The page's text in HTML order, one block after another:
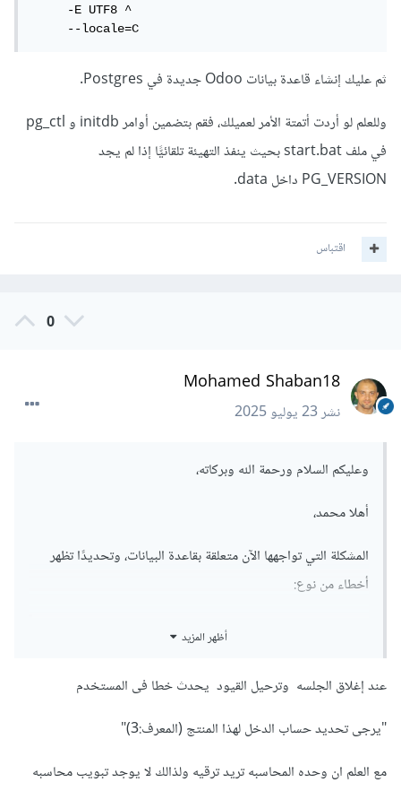
     -E UTF8 ^
     --locale=C
ثم عليك إنشاء قاعدة بيانات Odoo جديدة في Postgres.
وللعلم لو أردت أتمتة الأمر لعميلك، فقم بتضمين أوامر initdb و pg_ctl
في ملف ‎start.bat‎ بحيث ينفذ التهيئة تلقائيًّا إذا لم يجد
‎PG_VERSION‎ داخل ‎data‎.
اقتباس
0
Mohamed Shaban18
نشر23 يوليو 2025
وعليكم السلام ورحمة الله وبركاته،
أهلا محمد،
المشكلة التي تواجهها الآن متعلقة بقاعدة البيانات، وتحديدًا تظهر
أخطاء من نوع:
UnicodeEncodeError: 'charmap' codec can't
"ir_module_module" does not exist
يشير إلى أن الترميز في Windows لا يدعم أحد الأحرف التي
أظهر المزيد
عند إغلاق الجلسه وترحيل القيود يحدث خطا فى المستخدم
"يرجى تحديد حساب الدخل لهذا المنتج (المعرف:3)"
مع العلم ان وحده المحاسبه تريد ترقيه ولذالك لا يوجد تبويب محاسبه